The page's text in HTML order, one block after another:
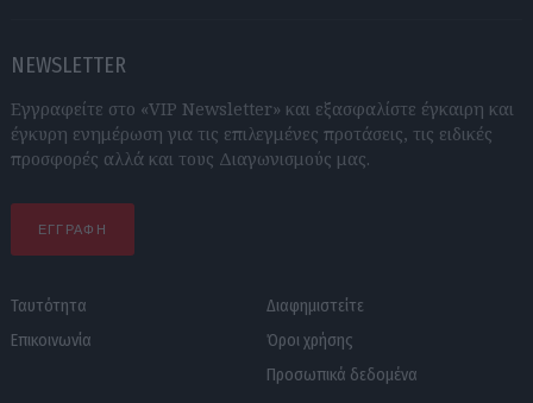
NEWSLETTER
Εγγραφείτε στο «VIP Newsletter» και εξασφαλίστε έγκαιρη και
έγκυρη ενημέρωση για τις επιλεγμένες προτάσεις, τις ειδικές
προσφορές αλλά και τους Διαγωνισμούς μας.
ΕΓΓΡΑΦΗ
Ταυτότητα
Επικοινωνία
Διαφημιστείτε
Όροι χρήσης
Προσωπικά δεδομένα